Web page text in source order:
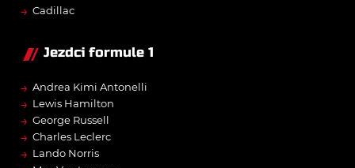
→ Cadillac
Jezdci formule 1
→ Andrea Kimi Antonelli
→ Lewis Hamilton
→ George Russell
→ Charles Leclerc
→ Lando Norris